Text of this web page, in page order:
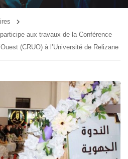
aux travaux de la Conférence
(CRUO) à l’Université de Relizane